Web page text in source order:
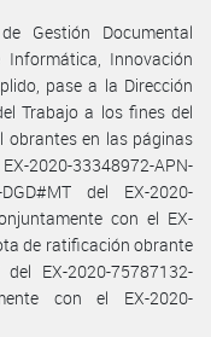
Gestión Documental
Innovación
pase a la Dirección
Trabajo a los fines del
obrantes en las páginas
2020-33348972-APN-
del EX-2020-
con el EX-
de ratificación obrante
del EX-2020-75787132-
con el EX-2020-